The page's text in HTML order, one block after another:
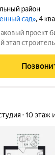
район
сад», 4
семь
двор,
панорамные
10 этаж